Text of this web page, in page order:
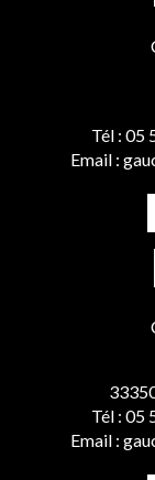
Tél : 05
Email :
Tél : 05
Email :